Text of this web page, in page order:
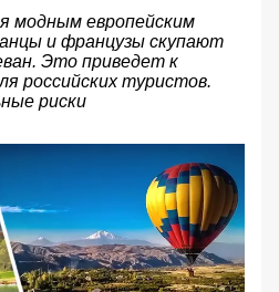
модным европейским
и французы скупают
Это приведет к
российских туристов.
риски